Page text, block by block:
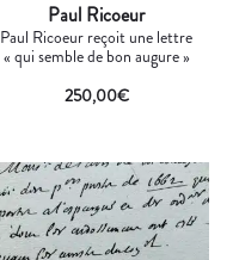
Paul Ricoeur
Paul Ricoeur reçoit une lettre
« qui semble de bon augure »
250,00€